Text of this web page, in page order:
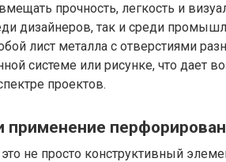
прочность, легкость и
дизайнеров, так и среди
лист металла с отверстиями
системе или рисунке, что дает
проектов.
применение
не просто конструктивный